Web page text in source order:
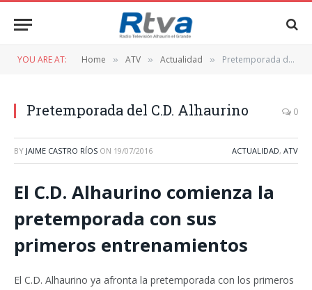
YOU ARE AT: Home » ATV » Actualidad » Pretemporada del C.D. Alhaurino
Pretemporada del C.D. Alhaurino 0
BY JAIME CASTRO RÍOS ON 19/07/2016 ACTUALIDAD, ATV
El C.D. Alhaurino comienza la
pretemporada con sus
primeros entrenamientos
El C.D. Alhaurino ya afronta la pretemporada con los primeros